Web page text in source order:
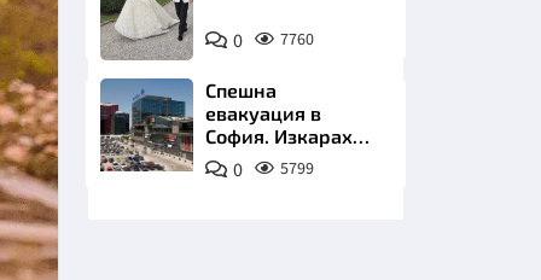
Снимка:
Инстаграм
Комо
0 7760
Спешна
евакуация в
София. Изкараха
хиляди на
улицата
0 5799